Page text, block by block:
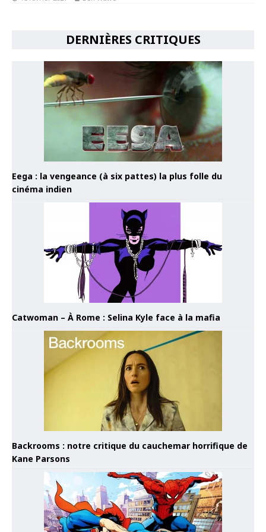
DERNIÈRES CRITIQUES
Eega : la vengeance (à six pattes) la plus folle du
cinéma indien
Catwoman – À Rome : Selina Kyle face à la mafia
Backrooms : notre critique du cauchemar horrifique de
Kane Parsons